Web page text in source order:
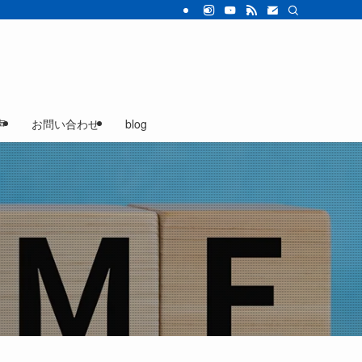
お問い合わせ blog